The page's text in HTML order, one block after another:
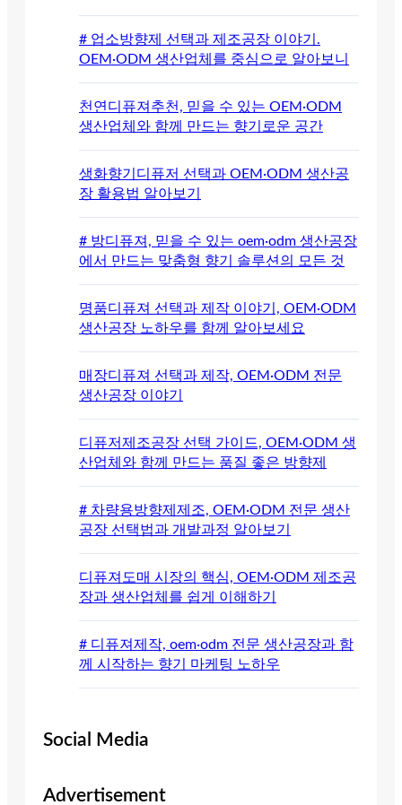
# 업소방향제 선택과 제조공장 이야기.
OEM·ODM 생산업체를 중심으로 알아보니
천연디퓨져추천, 믿을 수 있는 OEM·ODM
생산업체와 함께 만드는 향기로운 공간
생화향기디퓨저 선택과 OEM·ODM 생산공
장 활용법 알아보기
# 방디퓨져, 믿을 수 있는 oem·odm 생산공장
에서 만드는 맞춤형 향기 솔루션의 모든 것
명품디퓨져 선택과 제작 이야기, OEM·ODM
생산공장 노하우를 함께 알아보세요
매장디퓨져 선택과 제작, OEM·ODM 전문
생산공장 이야기
디퓨저제조공장 선택 가이드, OEM·ODM 생
산업체와 함께 만드는 품질 좋은 방향제
# 차량용방향제제조, OEM·ODM 전문 생산
공장 선택법과 개발과정 알아보기
디퓨져도매 시장의 핵심, OEM·ODM 제조공
장과 생산업체를 쉽게 이해하기
# 디퓨져제작, oem·odm 전문 생산공장과 함
께 시작하는 향기 마케팅 노하우
Social Media
Advertisement